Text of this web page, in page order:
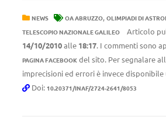
NEWS OA ABRUZZO, OLIMPIADI DI
TELESCOPIO NAZIONALE GALILEO
Articolo
14/10/2010alle 18:17. I commenti sono
PAGINA FACEBOOK del sito. Per segnalare
imprecisioni ed errori è invece disponibile
Doi: 10.20371/INAF/2724-2641/8053